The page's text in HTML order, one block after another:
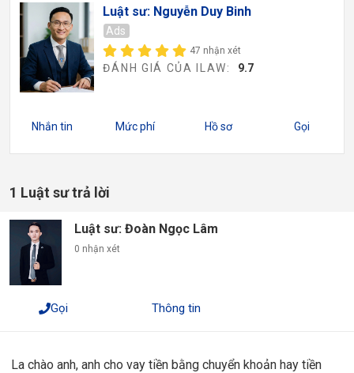
Luật sư: Nguyễn Duy Binh
Ads
47 nhận xét
ĐÁNH GIÁ CỦA ILAW: 9.7
Nhắn tin Mức phí Hồ sơ Gọi
1 Luật sư trả lời
Luật sư: Đoàn Ngọc Lâm
0 nhận xét
Gọi Thông tin
La chào anh, anh cho vay tiền bằng chuyển khoản hay tiền